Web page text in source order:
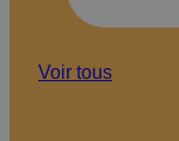
Voir tous